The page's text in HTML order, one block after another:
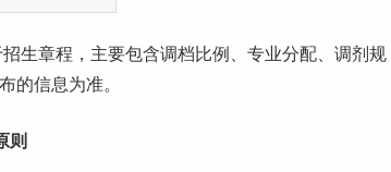
生章程，主要包含调档比例、专业分配、调剂规
的信息为准。
则